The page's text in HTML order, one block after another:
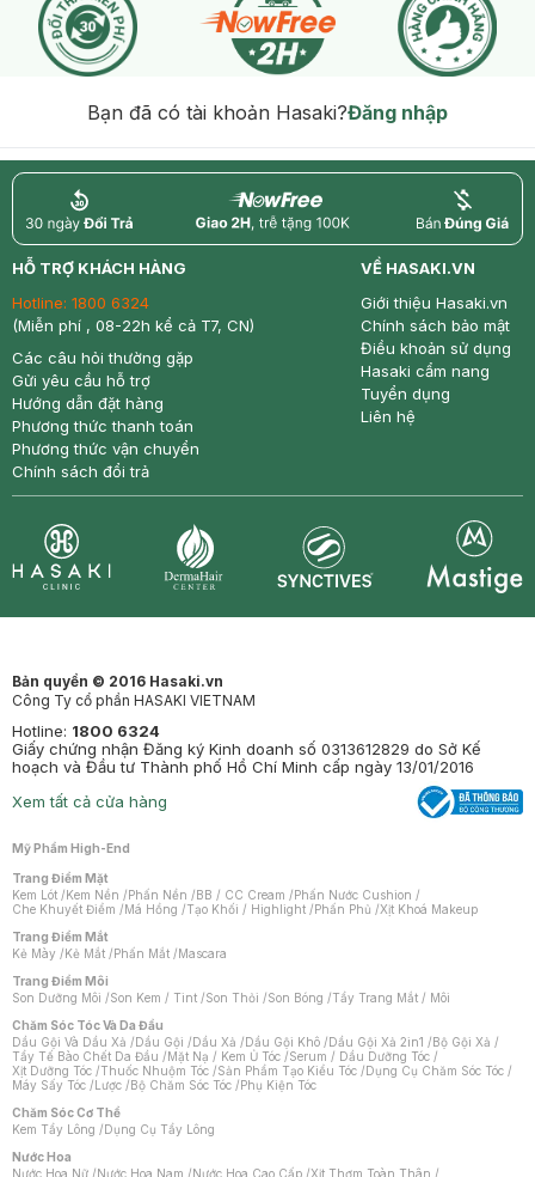
Bạn đã có tài khoản Hasaki?Đăng nhập
return nowfree price
HỖ TRỢ KHÁCH HÀNG
Hotline: 1800 6324
(Miễn phí , 08-22h kể cả T7, CN)
Các câu hỏi thường gặp
Gửi yêu cầu hỗ trợ
Hướng dẫn đặt hàng
Phương thức thanh toán
Phương thức vận chuyển
Chính sách đổi trả
VỀ HASAKI.VN
Giới thiệu Hasaki.vn
Chính sách bảo mật
Điều khoản sử dụng
Hasaki cẩm nang
Tuyển dụng
Liên hệ
Bản quyền © 2016 Hasaki.vn
Công Ty cổ phần HASAKI VIETNAM
Hotline: 1800 6324
Giấy chứng nhận Đăng ký Kinh doanh số 0313612829 do Sở Kế
hoạch và Đầu tư Thành phố Hồ Chí Minh cấp ngày 13/01/2016
Xem tất cả cửa hàng
Mỹ Phẩm High-End
Trang Điểm Mặt
Kem Lót /Kem Nền /Phấn Nền /BB / CC Cream /Phấn Nước Cushion /
Che Khuyết Điểm /Má Hồng /Tạo Khối / Highlight /Phấn Phủ /Xịt Khoá Makeup
Trang Điểm Mắt
Kẻ Mày /Kẻ Mắt /Phấn Mắt /Mascara
Trang Điểm Môi
Son Dưỡng Môi /Son Kem / Tint /Son Thỏi /Son Bóng /Tẩy Trang Mắt / Môi
Chăm Sóc Tóc Và Da Đầu
Dầu Gội Và Dầu Xả /Dầu Gội /Dầu Xả /Dầu Gội Khô /Dầu Gội Xả 2in1 /Bộ Gội Xả /
Tẩy Tế Bào Chết Da Đầu /Mặt Nạ / Kem Ủ Tóc /Serum / Dầu Dưỡng Tóc /
Xịt Dưỡng Tóc /Thuốc Nhuộm Tóc /Sản Phẩm Tạo Kiểu Tóc /Dụng Cụ Chăm Sóc Tóc /
Máy Sấy Tóc /Lược /Bộ Chăm Sóc Tóc /Phụ Kiện Tóc
Chăm Sóc Cơ Thể
Kem Tẩy Lông /Dụng Cụ Tẩy Lông
Nước Hoa
Nước Hoa Nữ /Nước Hoa Nam /Nước Hoa Cao Cấp /Xịt Thơm Toàn Thân /